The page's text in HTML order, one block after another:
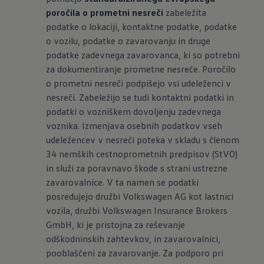
poročila o prometni nesreči zabeležita
podatke o lokaciji, kontaktne podatke, podatke
o vozilu, podatke o zavarovanju in druge
podatke zadevnega zavarovanca, ki so potrebni
za dokumentiranje prometne nesreče. Poročilo
o prometni nesreči podpišejo vsi udeleženci v
nesreči. Zabeležijo se tudi kontaktni podatki in
podatki o vozniškem dovoljenju zadevnega
voznika. Izmenjava osebnih podatkov vseh
udeležencev v nesreči poteka v skladu s členom
34 nemških cestnoprometnih predpisov (StVO)
in služi za poravnavo škode s strani ustrezne
zavarovalnice. V ta namen se podatki
posredujejo družbi Volkswagen AG kot lastnici
vozila, družbi Volkswagen Insurance Brokers
GmbH, ki je pristojna za reševanje
odškodninskih zahtevkov, in zavarovalnici,
pooblaščeni za zavarovanje. Za podporo pri